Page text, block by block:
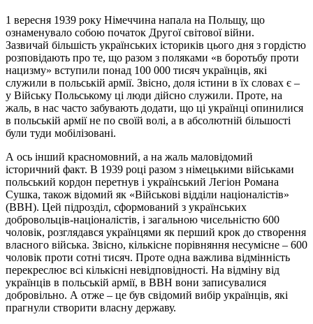
1 вересня 1939 року Німеччина напала на Польщу, що
ознаменувало собою початок Другої світової війни.
Зазвичай більшість українських істориків цього дня з гордістю
розповідають про те, що разом з поляками «в боротьбу проти
нацизму» вступили понад 100 000 тисяч українців, які
служили в польській армії. Звісно, доля істини в їх словах є –
у Війську Польському ці люди дійсно служили. Проте, на
жаль, в нас часто забувають додати, що ці українці опинилися
в польській армії не по своїй волі, а в абсолютній більшості
були туди мобілізовані.
А ось інший красномовний, а на жаль маловідомий
історичний факт. В 1939 році разом з німецькими військами
польський кордон перетнув і український Легіон Романа
Сушка, також відомий як «Військові відділи націоналістів»
(ВВН). Цей підрозділ, сформований з українських
добровольців-націоналістів, і загальною чисельністю 600
чоловік, розглядався українцями як перший крок до створення
власного війська. Звісно, кількісне порівняння несумісне – 600
чоловік проти сотні тисяч. Проте одна важлива відмінність
перекреслює всі кількісні невідповідності. На відміну від
українців в польській армії, в ВВН вони записувалися
добровільно. А отже – це був свідомий вибір українців, які
прагнули створити власну державу.